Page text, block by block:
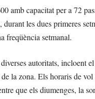
amb capacitat per a 72
les dues primeres
freqüència setmanal.
autoritats,
la zona. Els horaris de
que els diumenges, la